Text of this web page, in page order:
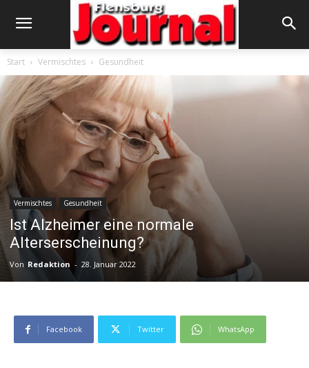
Start Vermischtes Gesundheit
Vermischtes Gesundheit
Ist Alzheimer eine normale
Alterserscheinung?
Von Redaktion - 28. Januar 2022
Facebook Twitter WhatsApp